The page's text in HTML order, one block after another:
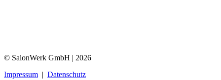
© SalonWerk GmbH | 2026
Impressum | Datenschutz